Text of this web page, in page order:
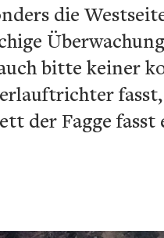
die
bitte keiner
der Fagge fasst